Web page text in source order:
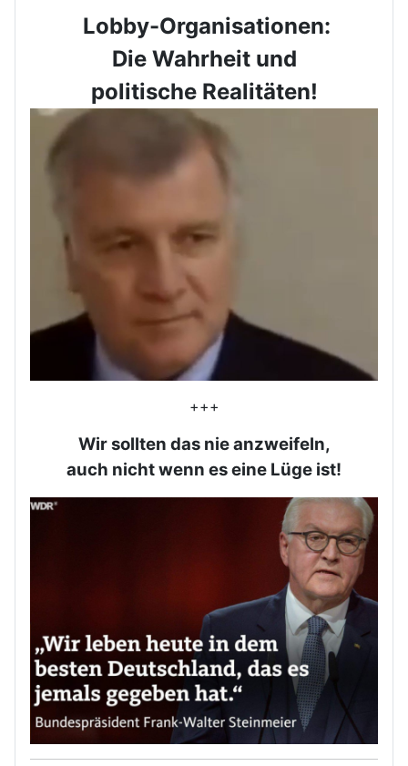
Lobby-Organisationen:
Die Wahrheit und
politische Realitäten!
+++
Wir sollten das nie anzweifeln,
auch nicht wenn es eine Lüge ist!